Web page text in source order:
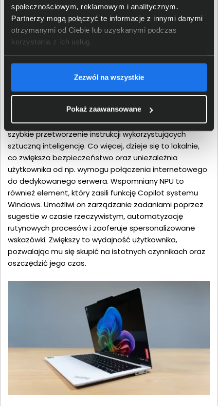
społecznościowym, reklamowym i analitycznym.
Partnerzy mogą połączyć te informacje z innymi danymi
otrzymanymi od Ciebie lub uzyskanymi podczas
korzystania z ich usług.
Zezwól na wszystkie
Pokaż zaawansowane
Więcej niż tylko wydajność
7 258V oznacza nie tylko wysoką wydajność w różnego
rodzaju zadaniach. To również wsparcie dla
umieszczenie w komputerze dwóch portów
Thunderbolt™ 4, zgodnych z standardem USB4®.
Obecność jednostki NPU Intel® AI Boost zapewnia
szybkie przetworzenie instrukcji wykorzystujących
sztuczną inteligencję. Co więcej, dzieje się to lokalnie,
co zwiększa bezpieczeństwo oraz uniezależnia
użytkownika od np. wymogu połączenia internetowego
do dedykowanego serwera. Wspomniany NPU to
również element, który zasili funkcję Copilot systemu
Windows. Umożliwi on zarządzanie zadaniami poprzez
sugestie w czasie rzeczywistym, automatyzację
rutynowych procesów i zaoferuje spersonalizowane
wskazówki. Zwiększy to wydajność użytkownika,
pozwalając mu się skupić na istotnych czynnikach oraz
oszczędzić jego czas.